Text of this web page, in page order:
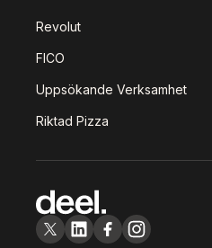
Revolut
FICO
Uppsökande Verksamhet
Riktad Pizza